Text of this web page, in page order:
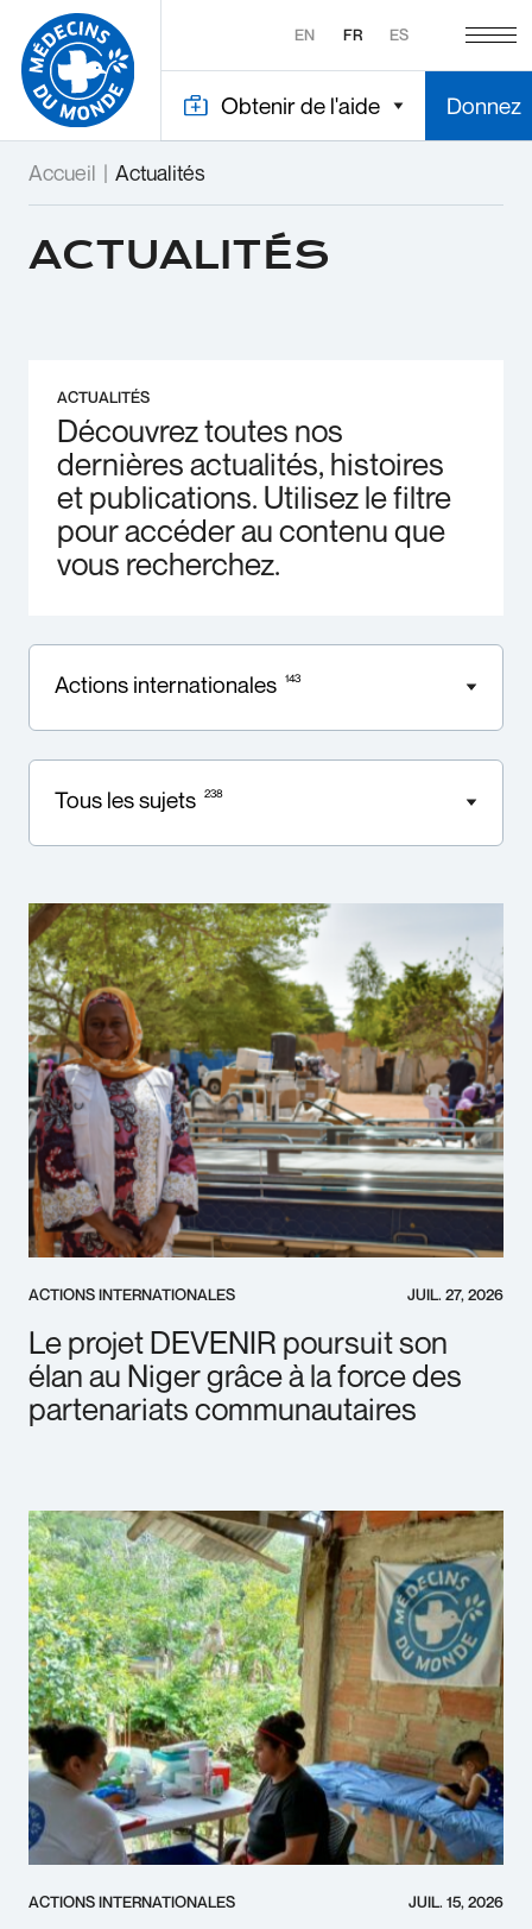
EN FR ES
Obtenir de l'aide Donnez
Accueil | Actualités
ACTUALITÉS
ACTUALITÉS
Découvrez toutes nos
dernières actualités, histoires
et publications. Utilisez le filtre
pour accéder au contenu que
vous recherchez.
Actions internationales 143
Tous les sujets 238
ACTIONS INTERNATIONALES JUIL. 27, 2026
Le projet DEVENIR poursuit son
élan au Niger grâce à la force des
partenariats communautaires
ACTIONS INTERNATIONALES JUIL. 15, 2026